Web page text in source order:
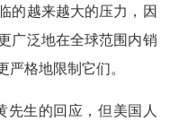
的越来越大的压力，因
广泛地在全球范围内销
格地限制它们。
先生的回应，但美国人